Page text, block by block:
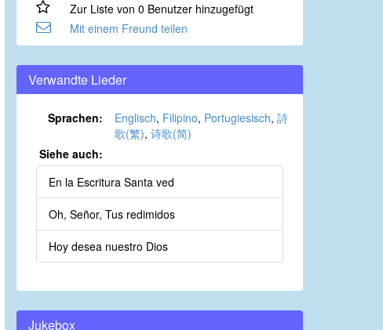
Zur Liste von 0 Benutzer hinzugefügt
Mit einem Freund teilen
Verwandte Lieder
Sprachen: Englisch, Filipino, Portugiesisch, 詩
歌(繁), 诗歌(简)
Siehe auch:
En la Escritura Santa ved
Oh, Señor, Tus redimidos
Hoy desea nuestro Dios
Jukebox